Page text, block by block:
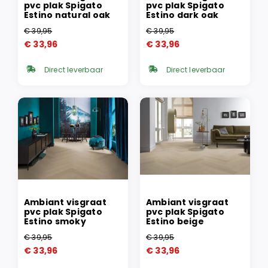
pvc plak Spigato
Estino natural oak
€39,95
Oorspronkelijke
was:
€ 33,96
Huidige
is: Direct leverbaar
pvc plak Spigato
Estino dark oak
€39,95
Oorspronkelijke
was:
€ 33,96
Huidige
is: Direct leverbaar
Ambiant visgraat
pvc plak Spigato
Estino smoky
€39,95
Oorspronkelijke
€ 33,96
Huidige
Ambiant visgraat
pvc plak Spigato
Estino beige
€39,95
Oorspronkelijke
€ 33,96
Huidige